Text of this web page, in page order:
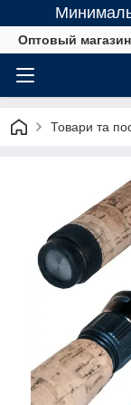
Оптовый
Товари та